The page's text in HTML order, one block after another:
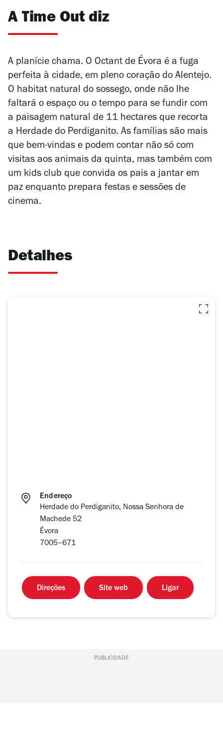
A Time Out diz
A planície chama. O Octant de Évora é a fuga
perfeita à cidade, em pleno coração do Alentejo.
O habitat natural do sossego, onde não lhe
faltará o espaço ou o tempo para se fundir com
a paisagem natural de 11 hectares que recorta
a Herdade do Perdiganito. As famílias são mais
que bem-vindas e podem contar não só com
visitas aos animais da quinta, mas também com
um kids club que convida os pais a jantar em
paz enquanto prepara festas e sessões de
cinema.
Detalhes
Endereço
Herdade do Perdiganito, Nossa Senhora de
Machede 52
Évora
7005–671
Direções Site web Ligar
PUBLICIDADE